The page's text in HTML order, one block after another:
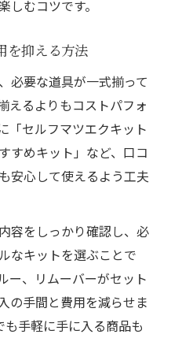
むコツです。
を抑える方法
必要な道具が一式揃って
えるよりもコストパフォ
「セルフマツエクキット
すめキット」など、口コ
安心して使えるよう工夫
容をしっかり確認し、必
なキットを選ぶことで
ー、リムーバーがセット
の手間と費用を減らせま
手軽に手に入る商品も